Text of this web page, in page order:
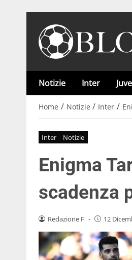
Notizie Inter
Home / Notizie / Inter /
Inter Notizie
Enigma
scadenza
Redazione F - 12